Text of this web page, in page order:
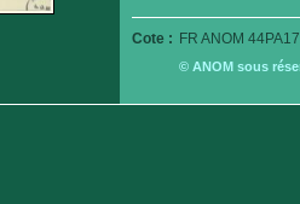
Cote : FR ANOM
© ANOM sous